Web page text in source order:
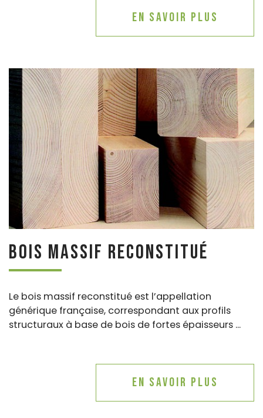
En savoir plus
Bois massif reconstitué
Le bois massif reconstitué est l’appellation
générique française, correspondant aux profils
structuraux à base de bois de fortes épaisseurs ...
En savoir plus